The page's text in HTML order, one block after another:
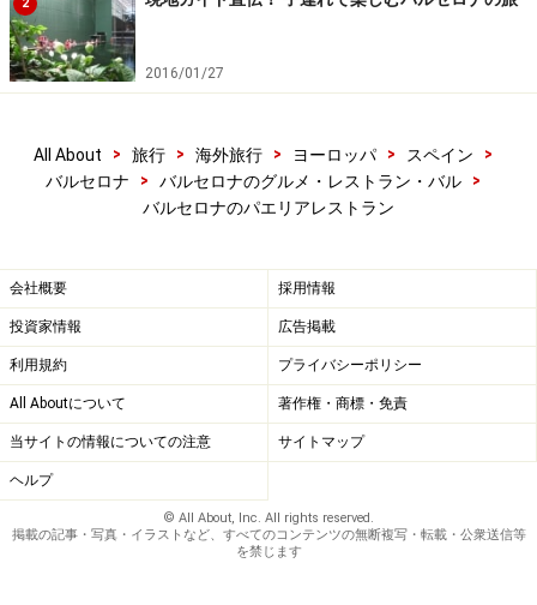
2
2016/01/27
All About > 旅行 > 海外旅行 > ヨーロッパ > スペイン
>
バルセロナ
> バルセロナのグルメ・レストラン・バル
>
バルセロナのパエリアレストラン
会社概要 採用情報
投資家情報 広告掲載
利用規約 プライバシーポリシー
All Aboutについて 著作権・商標・免責
当サイトの情報についての注意 サイトマップ
ヘルプ
© All About, Inc. All rights reserved.
掲載の記事・写真・イラストなど、すべてのコンテンツの無断複写・転載・公衆送信等
を禁じます